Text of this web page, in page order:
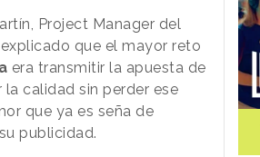
Project Manager del
que el mayor reto
era transmitir la apuesta de
la calidad sin perder ese
que ya es seña de
publicidad.